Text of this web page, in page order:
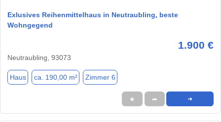
Exlusives Reihenmittelhaus in Neutraubling, beste
Wohngegend
1.900 €
Neutraubling, 93073
Haus ca. 190,00 m² Zimmer 6
★ ➦ ➜